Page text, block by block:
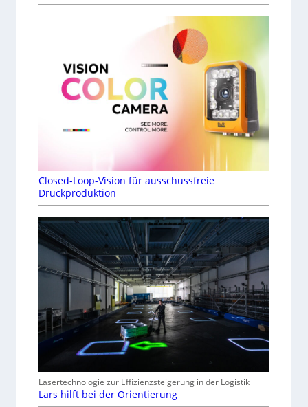
Closed-Loop-Vision für ausschussfreie
Druckproduktion
Lasertechnologie zur Effizienzsteigerung in der Logistik
Lars hilft bei der Orientierung